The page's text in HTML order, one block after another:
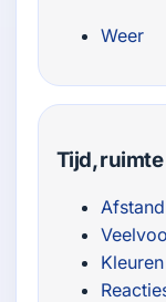
Weer
Tijd,
Afstand
Kleuren